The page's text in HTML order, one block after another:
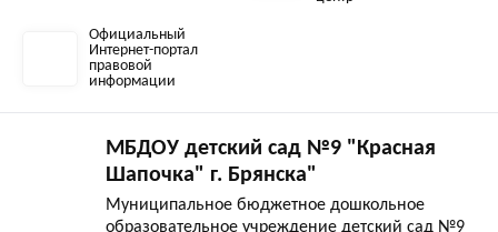
Официальный
Интернет-портал
правовой
информации
МБДОУ детский сад №9 "Красная
Шапочка" г. Брянска"
Муниципальное бюджетное дошкольное
образовательное учреждение детский сад №9